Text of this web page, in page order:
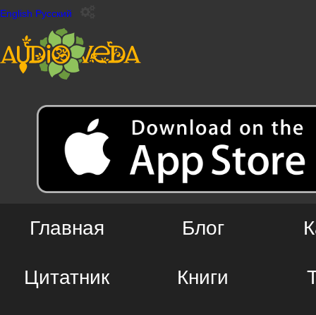
English Русский
Главная Блог
Цитатник Книги